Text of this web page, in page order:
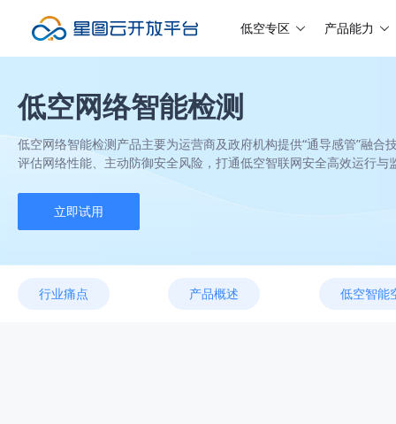
低空专区 产品能力
低空网络智能检测
低空网络智能检测产品主要为运营商及政府机构提供“通导感管”融
评估网络性能、主动防御安全风险，打通低空智联网安全高效运行
立即试用
行业痛点 产品概述 低空智能